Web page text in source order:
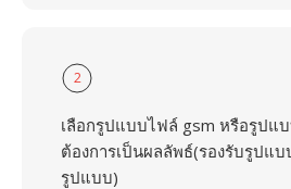
2
เลือกรูปแบบไฟล์ gsm หรือรูปแ
ต้องการเป็นผลลัพธ์(รองรับรูปแ
รูปแบบ)